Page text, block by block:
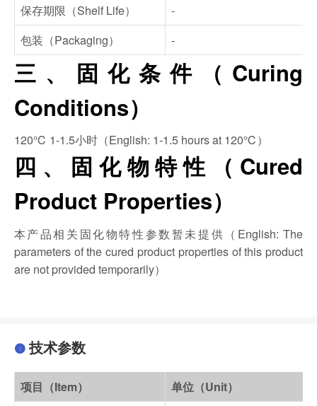
保存期限（Shelf Life）
-
包装（Packaging）
-
三、固化条件（Curing
Conditions）
120℃ 1-1.5小时（English: 1-1.5 hours at 120℃）
四、固化物特性（Cured
Product Properties）
本产品相关固化物特性参数暂未提供（English: The
parameters of the cured product properties of this product
are not provided temporarily）
技术参数
项目（Item） 单位（Unit）